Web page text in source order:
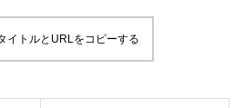
イトルとURLをコピーする